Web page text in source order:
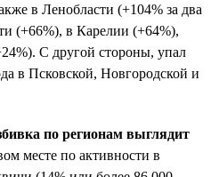
в Ленобласти (+104% за два
(+66%), в Карелии (+64%),
С другой стороны, упал
в Псковской, Новгородской и
по регионам выглядит
месте по активности в